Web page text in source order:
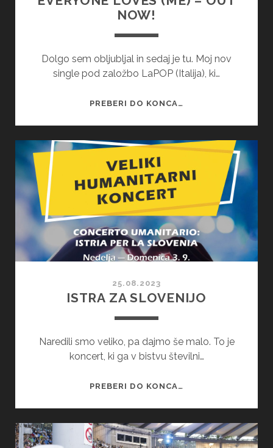
NOW!
Dolgo sem obljubljal in sedaj je tu. Moj nov
single pod založbo LaPOP (Italija), ki…
PREBERI DO KONCA…
–
NOW!
25.08.2023
ISTRA ZA SLOVENIJO
Naredili smo veliko, pa dajmo še malo. To je
koncert, ki ga v bistvu številni…
PREBERI DO KONCA…